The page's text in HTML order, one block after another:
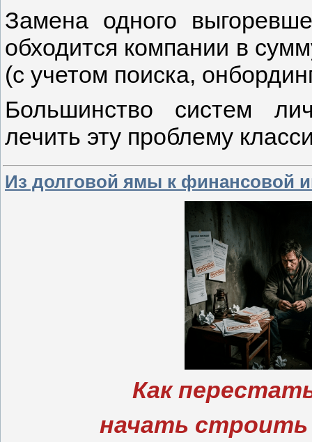
Замена одного
обходится компании в
(с учетом поиска,
Большинство систем
лечить эту проблему
Из долговой ямы к финансовой
Как
начать